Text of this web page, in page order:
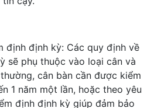
định định kỳ: Các quy định về
sẽ phụ thuộc vào loại cân và
cân bàn cần được kiểm
1 năm một lần, hoặc theo yêu
định định kỳ giúp đảm bảo